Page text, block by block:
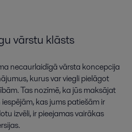
vārstu klāsts
necaurlaidīgā vārsta koncepcija
kurus var viegli pielāgot
Tas nozīmē, ka jūs maksājat
kas jums patiešām ir
izvēli, ir pieejamas vairākas